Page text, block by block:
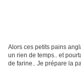
Alors ces petits pains
un rien de temps.. et
de farine.. Je prépare la